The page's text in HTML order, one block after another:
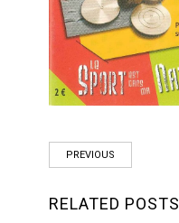
PREVIOUS
RELATED POSTS